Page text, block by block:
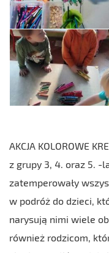
AKCJA KOLOROWE
z grupy 3, 4. oraz 5. -
zatemperowały
w podróż do dzieci,
narysują nimi wiele
również rodzicom,